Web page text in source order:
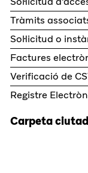
Tràmits
Sol·licitud o
Factures
Verificació de
Registre
Carpeta